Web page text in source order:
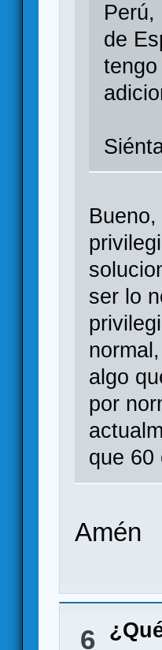
Perú,
de
ser lo
algo
por
que 60
Amén
6